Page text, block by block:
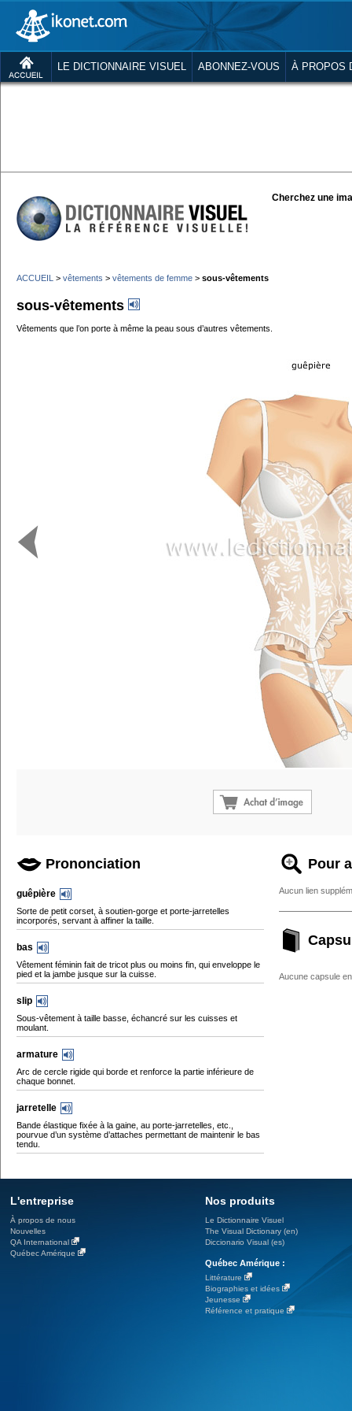
LE DICTIONNAIRE VISUEL ABONNEZ-VOUS À PROPOS
Cherchez une
ACCUEIL > vêtements > vêtements de femme > sous-vêtements
sous-vêtements
Vêtements que l’on porte à même la peau sous d’autres vêtements.
Prononciation
guêpière
Sorte de petit corset, à soutien-gorge et porte-jarretelles
incorporés, servant à affiner la taille.
bas
Vêtement féminin fait de tricot plus ou moins fin, qui enveloppe le
pied et la jambe jusque sur la cuisse.
slip
Sous-vêtement à taille basse, échancré sur les cuisses et
moulant.
armature
Arc de cercle rigide qui borde et renforce la partie inférieure de
chaque bonnet.
jarretelle
Bande élastique fixée à la gaine, au porte-jarretelles, etc.,
pourvue d’un système d’attaches permettant de maintenir le bas
tendu.
Pour
Aucun lien
Aucune capsule
L'entreprise
À propos de nous
Nouvelles
QA International
Québec Amérique
Nos produits
Le Dictionnaire Visuel
The Visual Dictionary (en)
Diccionario Visual (es)
Québec Amérique :
Littérature
Biographies et idées
Jeunesse
Référence et pratique